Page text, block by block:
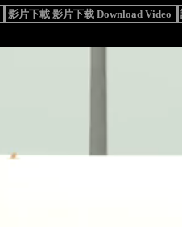
影片下載 影片下载 Download Video